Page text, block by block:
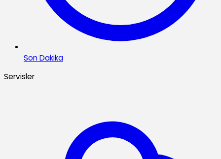
Son Dakika
Servisler